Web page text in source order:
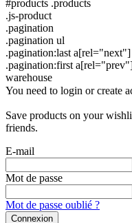
#products .products
.js-product
.pagination
.pagination ul
.pagination:last a[rel="next"]
.pagination:first
warehouse
You need to login or create
Save products on your
friends.
E-mail
Mot de passe
Mot de passe oublié ?
Connexion